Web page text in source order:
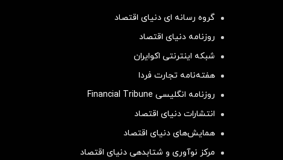
گروه رسانه ای دنیای اقتصاد
روزنامه دنیای اقتصاد
شبکه اینترنتی اکوایران
هفته‌نامه تجارت فردا
روزنامه انگلیسی Financial Tribune
انتشارات دنیای اقتصاد
همایش‌های دنیای اقتصاد
مرکز نوآوری و شتابدهی دنیای اقتصاد